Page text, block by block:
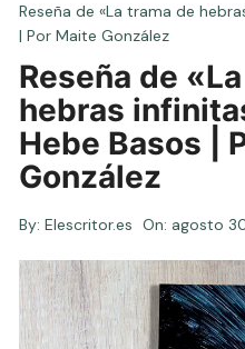
Reseña de «La trama de
| Por Maite González
Reseña de
hebras
Hebe Basos |
González
By: Elescritor.es On: agosto